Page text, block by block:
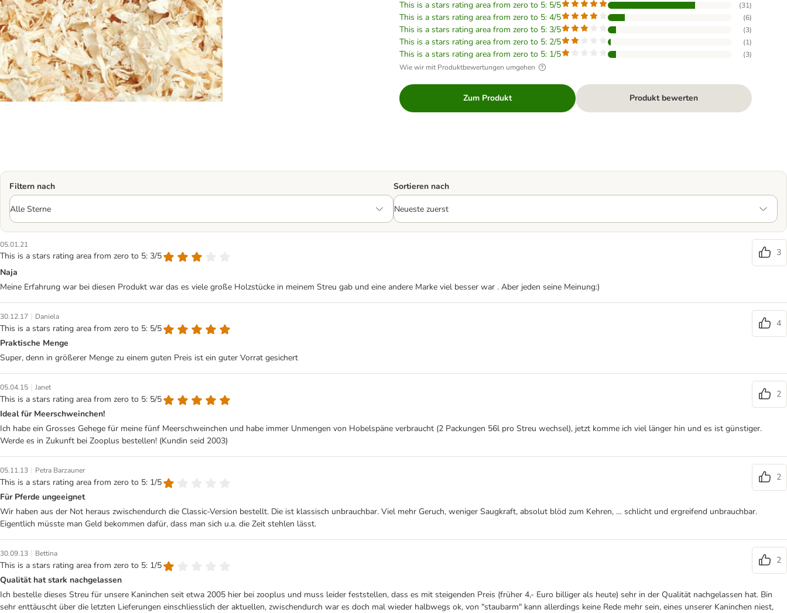
This is a stars rating area from zero to 5: 5/5 (31)
This is a stars rating area from zero to 5: 4/5 (6)
This is a stars rating area from zero to 5: 3/5 (3)
This is a stars rating area from zero to 5: 2/5 (1)
This is a stars rating area from zero to 5: 1/5 (3)
Wie wir mit Produktbewertungen umgehen
Zum Produkt Produkt bewerten
Filtern nach Sortieren nach
05.01.21
This is a stars rating area from zero to 5: 3/5
3
Naja
Meine Erfahrung war bei diesen Produkt war das es viele große Holzstücke in meinem Streu gab und eine andere Marke viel besser war . Aber jeden seine Meinung:)
30.12.17 | Daniela
This is a stars rating area from zero to 5: 5/5
4
Praktische Menge
Super, denn in größerer Menge zu einem guten Preis ist ein guter Vorrat gesichert
05.04.15 | Janet
This is a stars rating area from zero to 5: 5/5
2
Ideal für Meerschweinchen!
Ich habe ein Grosses Gehege für meine fünf Meerschweinchen und habe immer Unmengen von Hobelspäne verbraucht (2 Packungen 56l pro Streu wechsel), jetzt komme ich viel länger hin und es ist günstiger.
Werde es in Zukunft bei Zooplus bestellen! (Kundin seid 2003)
05.11.13 | Petra Barzauner
This is a stars rating area from zero to 5: 1/5
2
Für Pferde ungeeignet
Wir haben aus der Not heraus zwischendurch die Classic-Version bestellt. Die ist klassisch unbrauchbar. Viel mehr Geruch, weniger Saugkraft, absolut blöd zum Kehren, … schlicht und ergreifend unbrauchbar.
Eigentlich müsste man Geld bekommen dafür, dass man sich u.a. die Zeit stehlen lässt.
30.09.13 | Bettina
This is a stars rating area from zero to 5: 1/5
2
Qualität hat stark nachgelassen
Ich bestelle dieses Streu für unsere Kaninchen seit etwa 2005 hier bei zooplus und muss leider feststellen, dass es mit steigenden Preis (früher 4,- Euro billiger als heute) sehr in der Qualität nachgelassen hat. Bin
sehr enttäuscht über die letzten Lieferungen einschliesslich der aktuellen, zwischendurch war es doch mal wieder halbwegs ok, von "staubarm" kann allerdings keine Rede mehr sein, eines unserer Kaninchen niest,